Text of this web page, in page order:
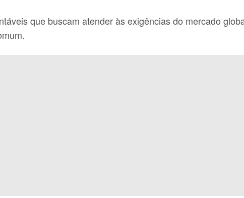
que buscam atender às exigências do mercado